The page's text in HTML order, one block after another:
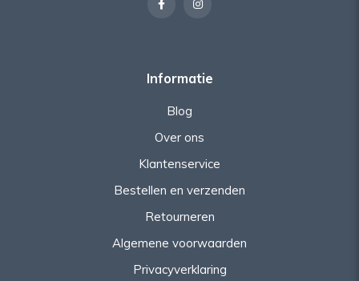
Informatie
Blog
Over ons
Klantenservice
Bestellen en verzenden
Retourneren
Algemene voorwaarden
Privacyverklaring